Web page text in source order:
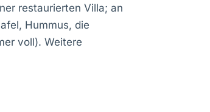
restaurierten Villa; an
Hummus, die
voll). Weitere